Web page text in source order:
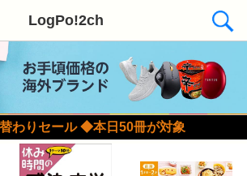
LogPo!2ch
わりセール ◆本日50冊が対象